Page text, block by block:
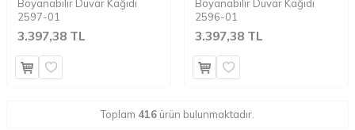
Boyanabilir Duvar Kağıdı
2597-01
3.397,38 TL
Boyanabilir Duvar Kağıdı
2596-01
3.397,38 TL
Toplam 416 ürün bulunmaktadır.